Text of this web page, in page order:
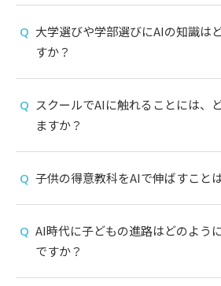
大学選びや学部選びにAIの知識は
すか？
スクールでAIに触れることには、
ますか？
子供の得意教科をAIで伸ばすこと
AI時代に子どもの進路はどのよう
ですか？